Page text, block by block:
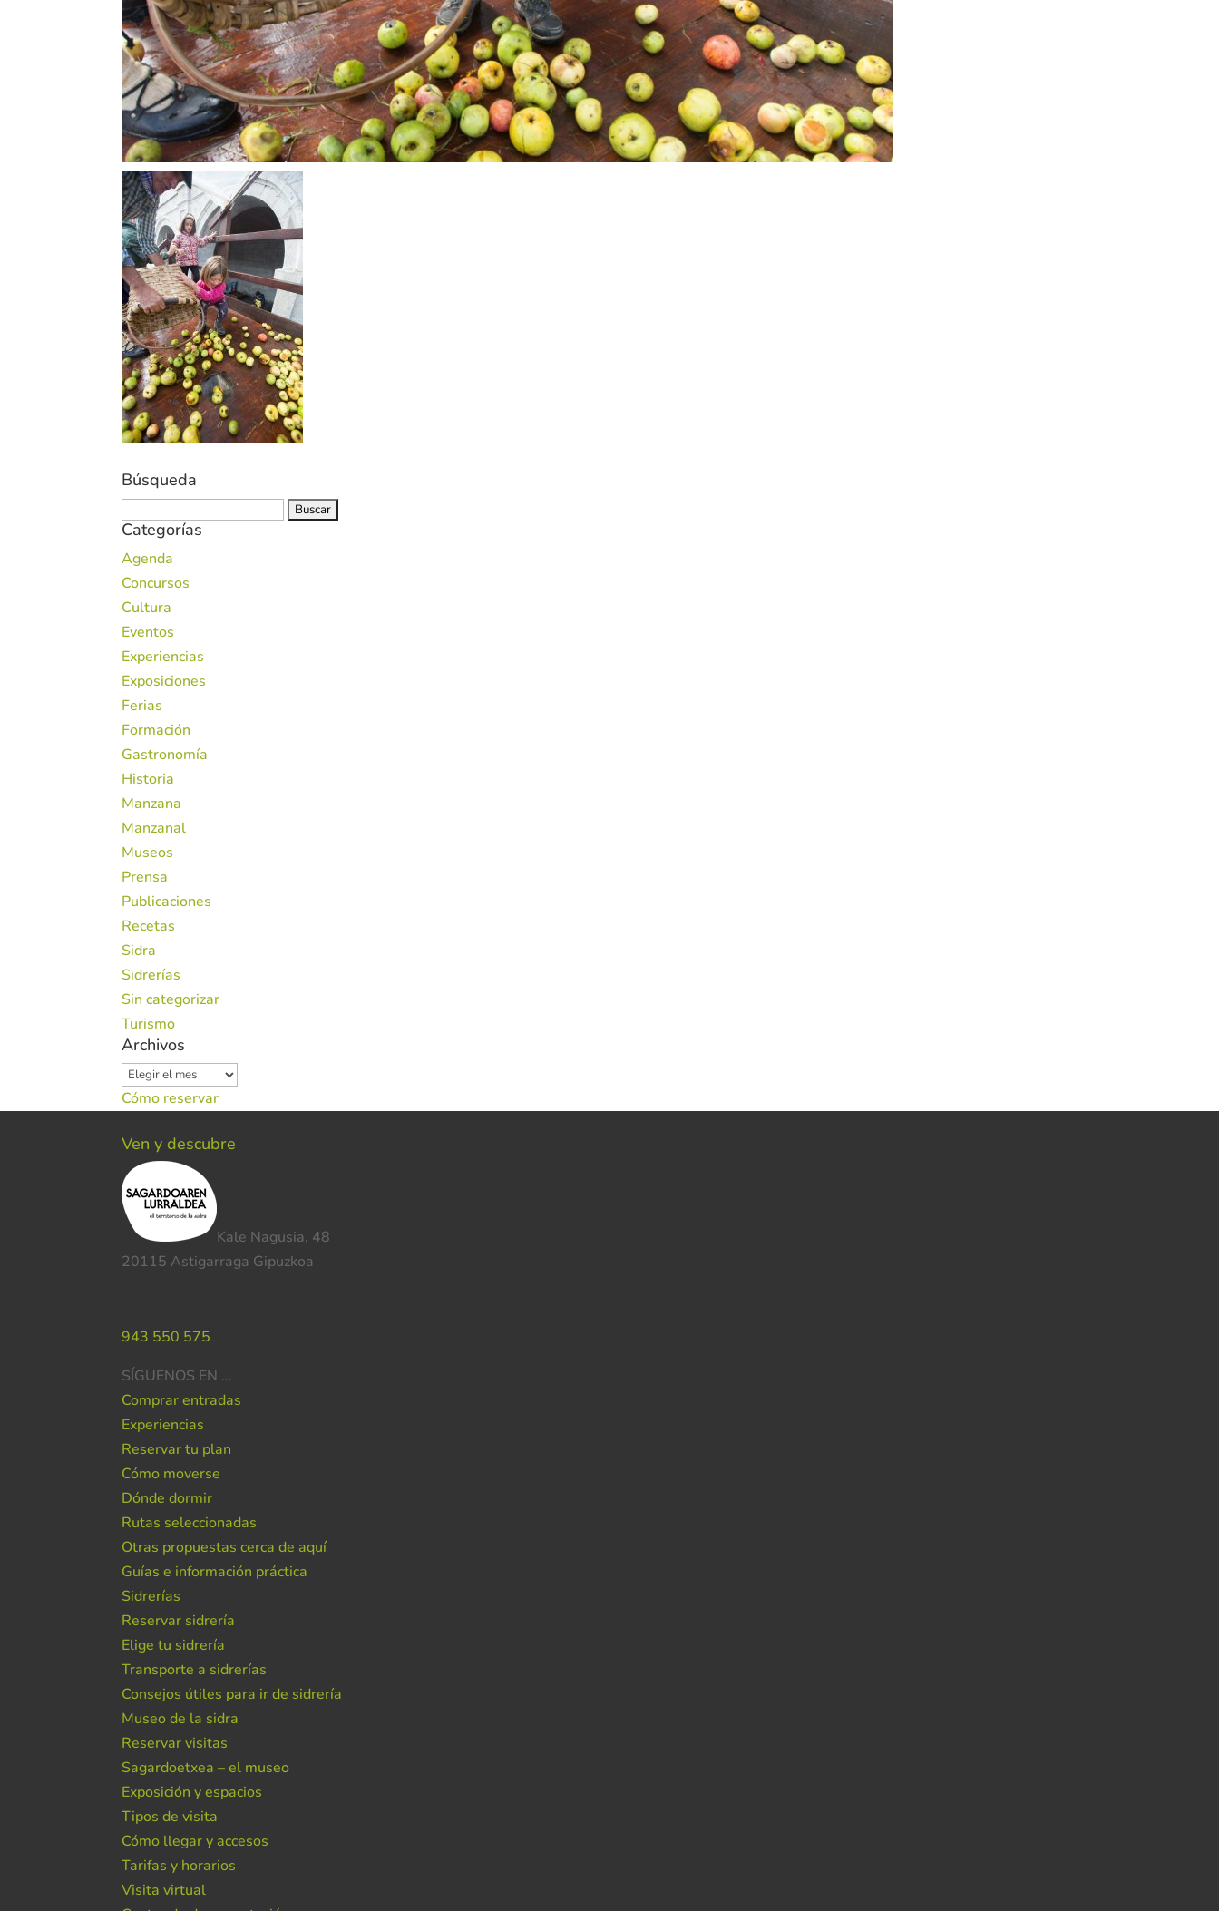
Búsqueda
Categorías
Agenda
Concursos
Cultura
Eventos
Experiencias
Exposiciones
Ferias
Formación
Gastronomía
Historia
Manzana
Manzanal
Museos
Prensa
Publicaciones
Recetas
Sidra
Sidrerías
Sin categorizar
Turismo
Archivos
Archivos
Cómo reservar
Ven y descubre
Kale Nagusia, 48
20115 Astigarraga Gipuzkoa
943 550 575
SÍGUENOS EN …
Comprar entradas
Experiencias
Reservar tu plan
Cómo moverse
Dónde dormir
Rutas seleccionadas
Otras propuestas cerca de aquí
Guías e información práctica
Sidrerías
Reservar sidrería
Elige tu sidrería
Transporte a sidrerías
Consejos útiles para ir de sidrería
Museo de la sidra
Reservar visitas
Sagardoetxea – el museo
Exposición y espacios
Tipos de visita
Cómo llegar y accesos
Tarifas y horarios
Visita virtual